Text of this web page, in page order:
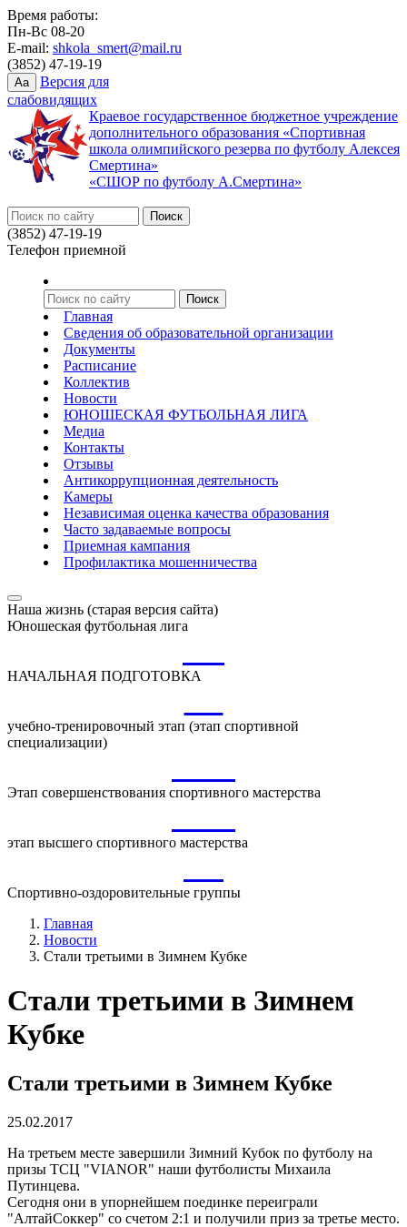
Время работы:
Пн-Вс 08-20
E-mail: shkola_smert@mail.ru
(3852) 47-19-19
Aa
Версия для
слабовидящих
Краевое государственное бюджетное учреждение
дополнительного образования «Спортивная
школа олимпийского резерва по футболу Алексея
Смертина»
«СШОР по футболу А.Смертина»
(3852) 47-19-19
Телефон приемной
Главная
Сведения об образовательной организации
Документы
Расписание
Коллектив
Новости
ЮНОШЕСКАЯ ФУТБОЛЬНАЯ ЛИГА
Медиа
Контакты
Отзывы
Антикоррупционная деятельность
Камеры
Независимая оценка качества образования
Часто задаваемые вопросы
Приемная кампания
Профилактика мошенничества
Наша жизнь (старая версия сайта)
Юношеская футбольная лига
НАЧАЛЬНАЯ ПОДГОТОВКА
учебно-тренировочный этап (этап спортивной
специализации)
Этап совершенствования спортивного мастерства
этап высшего спортивного мастерства
Спортивно-оздоровительные группы
Главная
Новости
Стали третьими в Зимнем Кубке
Стали третьими в Зимнем
Кубке
Стали третьими в Зимнем Кубке
25.02.2017
На третьем месте завершили Зимний Кубок по футболу на
призы ТСЦ "VIANOR" наши футболисты Михаила
Путинцева.
Сегодня они в упорнейшем поединке переиграли
"АлтайСоккер" со счетом 2:1 и получили приз за третье место.